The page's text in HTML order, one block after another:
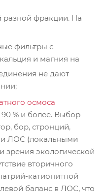
разной фракции. На
фильтры с
и магния на
не дают
осмоса
% и более. Выбор
бор, стронций,
ЛОС (локальными
экологической
вторичного
катионитной
баланс в ЛОС, что